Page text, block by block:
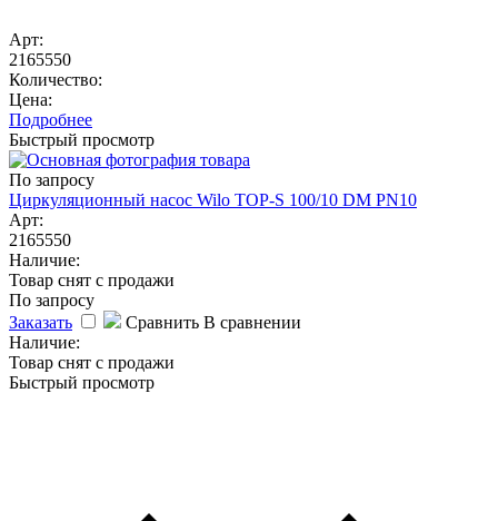
Арт:
2165550
Количество:
Цена:
Подробнее
Быстрый просмотр
По запросу
Циркуляционный насос Wilo TOP-S 100/10 DM PN10
Арт:
2165550
Наличие:
Товар снят с продажи
По запросу
Заказать
Сравнить В сравнении
Наличие:
Товар снят с продажи
Быстрый просмотр